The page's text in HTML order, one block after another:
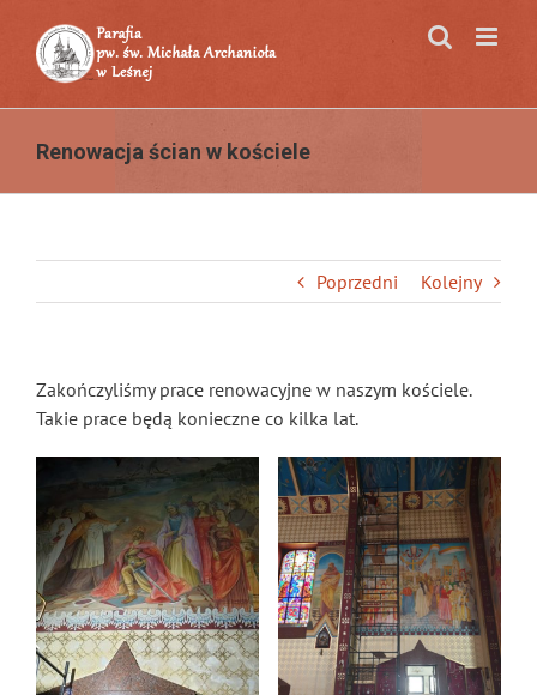
zawartości
Renowacja ścian w kościele
Poprzedni Kolejny
Zakończyliśmy prace renowacyjne w naszym kościele.
Takie prace będą konieczne co kilka lat.